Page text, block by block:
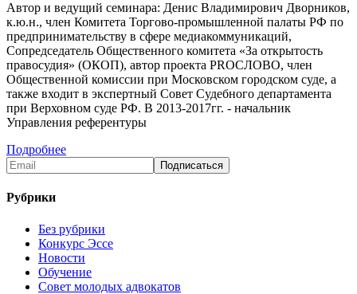
Автор и ведущий семинара: Денис Владимирович Дворников,
к.ю.н., член Комитета Торгово-промышленной палаты РФ по
предпринимательству в сфере медиакоммуникаций,
Сопредседатель Общественного комитета «За открытость
правосудия» (ОКОП), автор проекта PROСЛОВО, член
Общественной комиссии при Московском городском суде, а
также входит в экспертный Совет Судебного департамента
при Верховном суде РФ. В 2013-2017гг. - начальник
Управления референтуры
Подробнее
Рубрики
Без рубрики
Конкурс Эссе
Новости
Обучение
Совет молодых адвокатов